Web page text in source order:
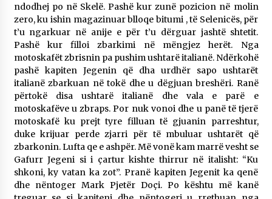
ndodhej po në Skelë. Pashë kur zunë pozicion në molin
zero, ku ishin magazinuar blloqe bitumi , të Selenicës, për
t’u ngarkuar në anije e për t’u dërguar jashtë shtetit.
Pashë kur filloi zbarkimi në mëngjez herët. Nga
motoskafët zbrisnin pa pushim ushtarë italianë. Ndërkohë
pashë kapiten Jegenin që dha urdhër sapo ushtarët
italianë zbarkuan në tokë dhe u dëgjuan breshëri. Ranë
përtokë disa ushtarë italianë dhe vala e parë e
motoskafëve u zbraps. Por nuk vonoi dhe u panë të tjerë
motoskafë ku prejt tyre filluan të gjuanin parreshtur,
duke krijuar perde zjarri për të mbuluar ushtarët që
zbarkonin. Lufta qe e ashpër. Më vonë kam marrë vesht se
Gafurr Jegeni si i çartur kishte thirrur në italisht: “Ku
shkoni, ky vatan ka zot”. Pranë kapiten Jegenit ka qenë
dhe nëntoger Mark Pjetër Doçi. Po kështu më kanë